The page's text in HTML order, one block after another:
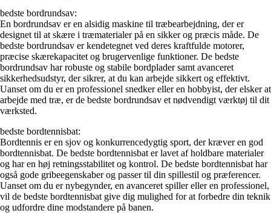
bedste bordrundsav:
En bordrundsav er en alsidig maskine til træbearbejdning, der er
designet til at skære i træmaterialer på en sikker og præcis måde. De
bedste bordrundsav er kendetegnet ved deres ​​kraftfulde motorer,
præcise skærekapacitet og brugervenlige funktioner. De bedste
bordrundsav har robuste og stabile bordplader samt avanceret
sikkerhedsudstyr, der sikrer, at du kan arbejde sikkert og effektivt.
Uanset om du er en professionel snedker eller en hobbyist, der elsker at
arbejde med træ, er de bedste bordrundsav et nødvendigt værktøj til dit
værksted.
bedste bordtennisbat:
Bordtennis er en sjov og konkurrencedygtig sport, der kræver en god
bordtennisbat. De bedste bordtennisbat er lavet af holdbare materialer
og har en høj retningsstabilitet og kontrol. De bedste bordtennisbat har
også gode gribeegenskaber og passer til din spillestil og præferencer.
Uanset om du er nybegynder, en avanceret spiller eller en professionel,
vil de bedste bordtennisbat give dig mulighed for at forbedre din teknik
og udfordre dine modstandere på banen.